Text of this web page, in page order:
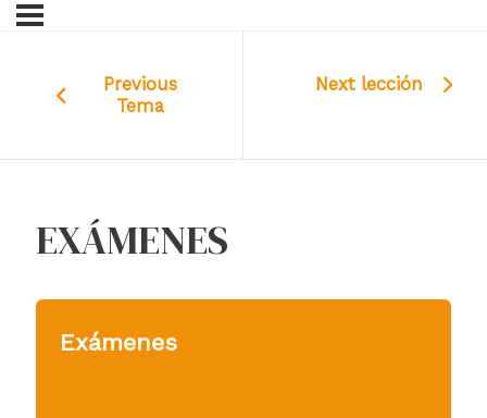
Previous
Tema
Next lección
EXÁMENES
Exámenes